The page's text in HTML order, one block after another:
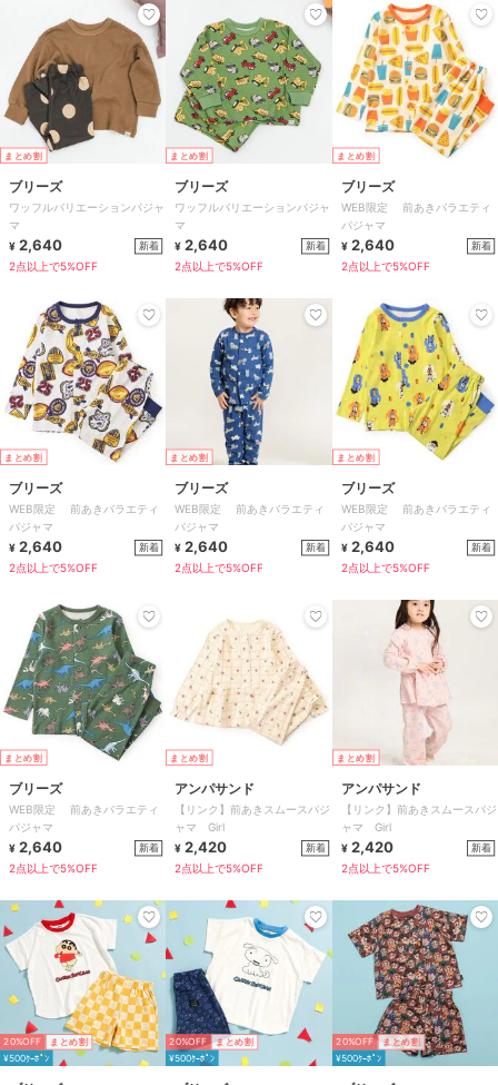
まとめ割
ブリーズ
ワッフルバリエーションパジャ
マ
¥ 2,640 新着
2点以上で5%OFF
まとめ割
ブリーズ
ワッフルバリエーションパジャ
マ
¥ 2,640 新着
2点以上で5%OFF
まとめ割
ブリーズ
WEB限定 前あきバラエティ
パジャマ
¥ 2,640 新着
2点以上で5%OFF
まとめ割
ブリーズ
WEB限定 前あきバラエティ
パジャマ
¥ 2,640 新着
2点以上で5%OFF
まとめ割
ブリーズ
WEB限定 前あきバラエティ
パジャマ
¥ 2,640 新着
2点以上で5%OFF
まとめ割
ブリーズ
WEB限定 前あきバラエティ
パジャマ
¥ 2,640 新着
2点以上で5%OFF
まとめ割
ブリーズ
WEB限定 前あきバラエティ
パジャマ
¥ 2,640 新着
2点以上で5%OFF
まとめ割
アンパサンド
【リンク】前あきスムースパジ
ャマ Girl
¥ 2,420 新着
2点以上で5%OFF
まとめ割
アンパサンド
【リンク】前あきスムースパジ
ャマ Girl
¥ 2,420 新着
2点以上で5%OFF
20%OFF
まとめ割
¥500ｸｰﾎﾟﾝ
20%OFF
まとめ割
¥500ｸｰﾎﾟﾝ
20%OFF
まとめ割
¥500ｸｰﾎﾟﾝ